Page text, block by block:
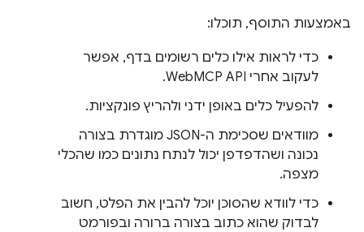
באמצעות התוסף, תוכלו:
כדי לראות אילו כלים רשומים בדף, אפשר
לעקוב אחרי WebMCP API.
להפעיל כלים באופן ידני ולהריץ פונקציות.
מוודאים שסכימת ה-JSON מוגדרת בצורה
נכונה ושהדפדפן יכול לנתח נתונים כמו שהכלי
מצפה.
כדי לוודא שהסוכן יוכל להבין את הפלט, חשוב
לבדוק שהוא כתוב בצורה ברורה ובפורמט